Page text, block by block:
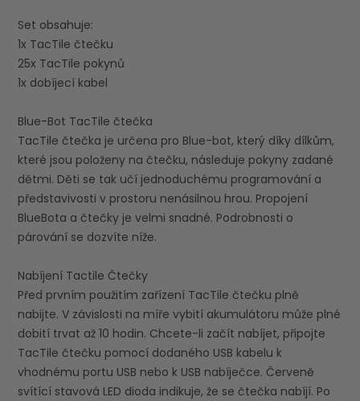
Set obsahuje:
1x TacTile čtečku
25x TacTile pokynů
1x dobíjecí kabel
Blue-Bot TacTile čtečka
TacTile čtečka je určena pro Blue-bot, který díky dílkům,
které jsou položeny na čtečku, následuje pokyny zadané
dětmi. Děti se tak učí jednoduchému programování a
představivosti v prostoru nenásilnou hrou. Propojení
BlueBota a čtečky je velmi snadné. Podrobnosti o
párování se dozvíte níže.
Nabíjení Tactile Čtečky
Před prvním použitím zařízení TacTile čtečku plně
nabijte. V závislosti na míře vybití akumulátoru může plné
dobití trvat až 10 hodin. Chcete-li začít nabíjet, připojte
TacTile čtečku pomocí dodaného USB kabelu k
vhodnému portu USB nebo k USB nabíječce. Červeně
svítící stavová LED dioda indikuje, že se čtečka nabíjí. Po